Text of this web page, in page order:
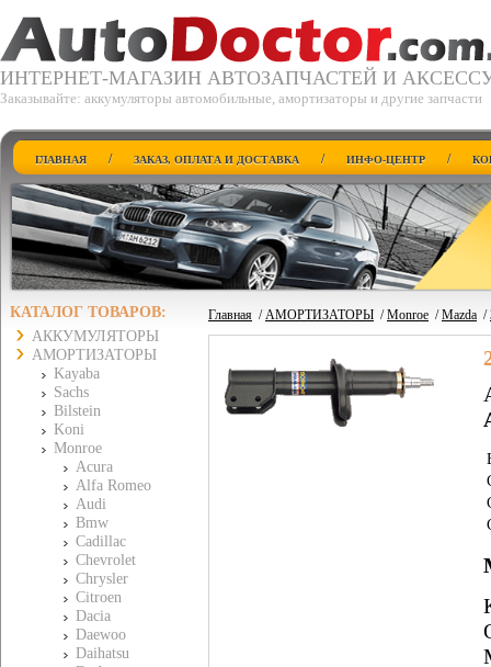
ИНТЕРНЕТ-МАГАЗИН АВТОЗАПЧАСТЕЙ И
Заказывайте: аккумуляторы автомобильные, амортизаторы и другие запчасти
ГЛАВНАЯ / ЗАКАЗ, ОПЛАТА И ДОСТАВКА / ИНФО-ЦЕНТР /
КАТАЛОГ ТОВАРОВ:
АККУМУЛЯТОРЫ
АМОРТИЗАТОРЫ
Kayaba
Sachs
Bilstein
Koni
Monroe
Acura
Alfa Romeo
Audi
Bmw
Cadillac
Chevrolet
Chrysler
Citroen
Dacia
Daewoo
Daihatsu
Главная /АМОРТИЗАТОРЫ /Monroe /Mazda /